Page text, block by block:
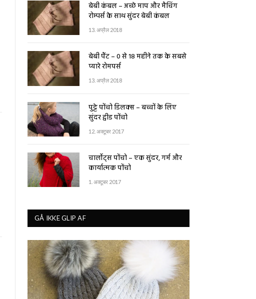
बेबी कंबल – अच्छे माप और मैचिंग
रोम्पर्स के साथ सुंदर बेबी कंबल
13. अप्रैल 2018
बेबी पैंट – 0 से 18 महीने तक के सबसे
प्यारे रोमपर्स
13. अप्रैल 2018
पुट्टे पोंचो डिलक्स – बच्चों के लिए
सुंदर ट्वीड पोंचो
12. अक्टूबर 2017
चार्लोट्स पोंचो – एक सुंदर, गर्म और
कार्यात्मक पोंचो
1. अक्टूबर 2017
GÅ IKKE GLIP AF